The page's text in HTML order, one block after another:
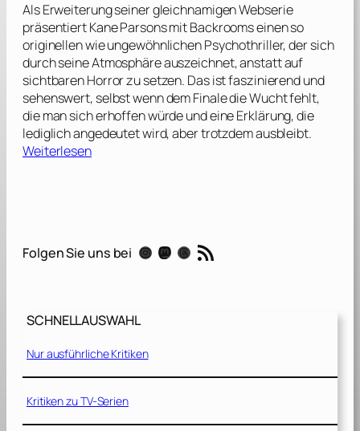
Als Erweiterung seiner gleichnamigen Webserie
präsentiert Kane Parsons mit Backrooms einen so
originellen wie ungewöhnlichen Psychothriller, der sich
durch seine Atmosphäre auszeichnet, anstatt auf
sichtbaren Horror zu setzen. Das ist faszinierend und
sehenswert, selbst wenn dem Finale die Wucht fehlt,
die man sich erhoffen würde und eine Erklärung, die
lediglich angedeutet wird, aber trotzdem ausbleibt.
Weiterlesen:
o
[
0
2
6
Folgen Sie uns bei Instagram Mastodon Threads RSS-Feed
SCHNELLAUSWAHL
Nur ausführliche Kritiken
Kritiken zu TV-Serien